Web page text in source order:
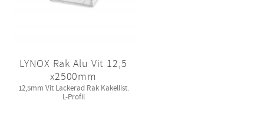
LYNOX Rak Alu Vit 12,5
x2500mm
12,5mm Vit Lackerad Rak Kakellist.
L-Profil